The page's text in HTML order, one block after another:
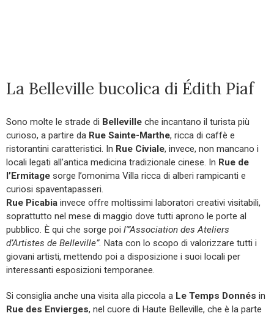
La Belleville bucolica di Édith Piaf
Sono molte le strade di Belleville che incantano il turista più
curioso, a partire da Rue Sainte-Marthe, ricca di caffè e
ristorantini caratteristici. In Rue Civiale, invece, non mancano i
locali legati all’antica medicina tradizionale cinese. In Rue de
l’Ermitage sorge l’omonima Villa ricca di alberi rampicanti e
curiosi spaventapasseri.
Rue Picabia invece offre moltissimi laboratori creativi visitabili,
soprattutto nel mese di maggio dove tutti aprono le porte al
pubblico. È qui che sorge poi l'”Association des Ateliers
d’Artistes de Belleville”. Nata con lo scopo di valorizzare tutti i
giovani artisti, mettendo poi a disposizione i suoi locali per
interessanti esposizioni temporanee.
Si consiglia anche una visita alla piccola a Le Temps Donnés in
Rue des Envierges, nel cuore di Haute Belleville, che è la parte